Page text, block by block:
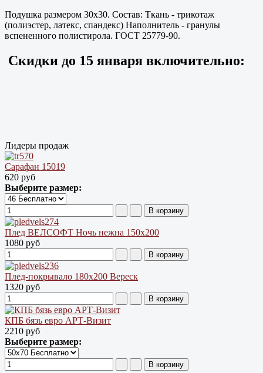
Подушка размером 30х30. Состав: Ткань - трикотаж
(полиэстер, латекс, спандекс) Наполнитель - гранулы
вспененного полистирола. ГОСТ 25779-90.
Скидки до 15 января включительно:
Лидеры продаж
Сарафан 15019
620 руб
Выберите размер:
Плед ВЕЛСОФТ Ночь нежна 150х200
1080 руб
Плед-покрывало 180х200 Вереск
1320 руб
КПБ бязь евро АРТ-Визит
2210 руб
Выберите размер: